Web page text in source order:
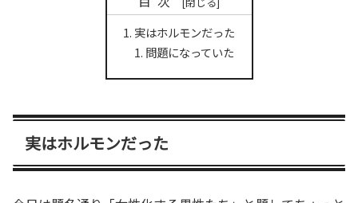
実はホルモンだった
問題になっていた
実はホルモンだった